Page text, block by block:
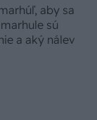
aby sa
sú
a aký nálev